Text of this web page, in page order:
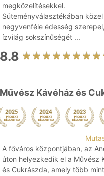
megközelítésekkel.
Süteményválasztékában közel
negyvenféle édesség
ízvilág sokszínűségét ...
8.8
Művész Kávéház és
A főváros központjában, az
úton helyezkedik el a Művész
és Cukrászda, amely több